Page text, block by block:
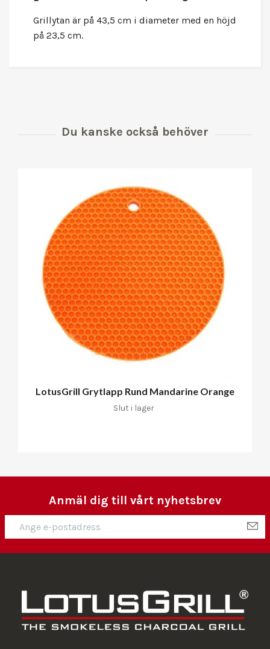
Grillytan är på 43,5 cm i diameter med en höjd
på 23,5 cm.
LotusGrill Grytlapp Rund Mandarine Orange
Slut i lager
Anmäl dig till vårt nyhetsbrev